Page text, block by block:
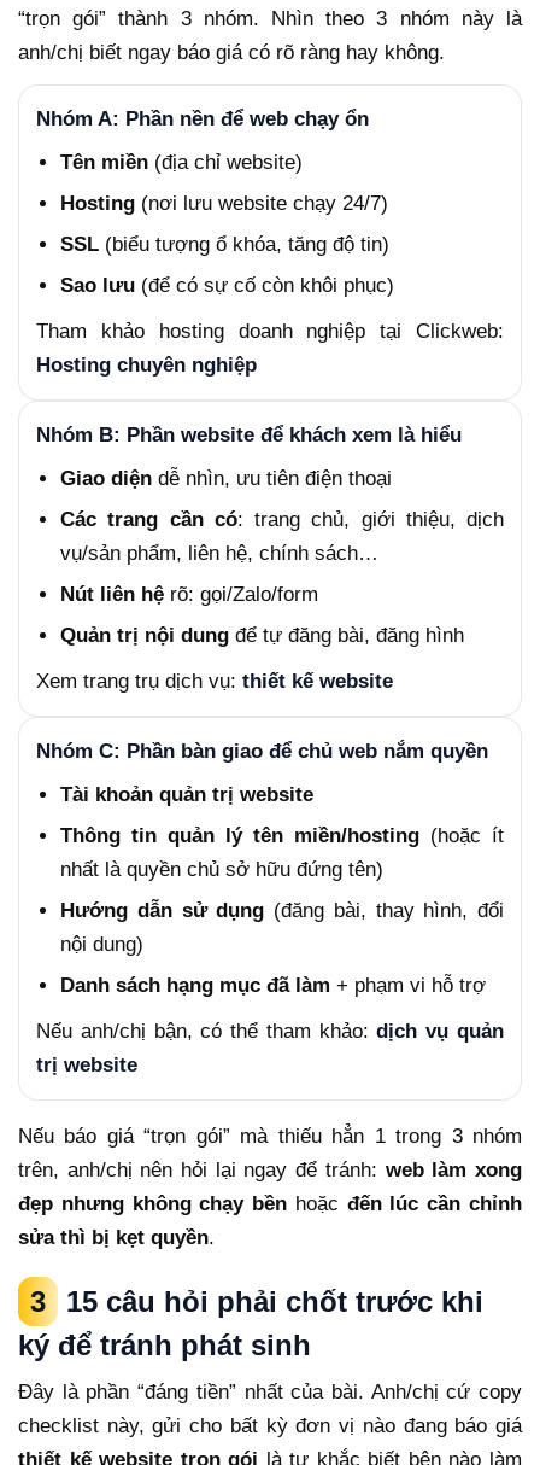
“trọn gói” thành 3 nhóm. Nhìn theo 3 nhóm này là
anh/chị biết ngay báo giá có rõ ràng hay không.
Nhóm A: Phần nền để web chạy ổn
Tên miền (địa chỉ website)
Hosting (nơi lưu website chạy 24/7)
SSL (biểu tượng ổ khóa, tăng độ tin)
Sao lưu (để có sự cố còn khôi phục)
Tham khảo hosting doanh nghiệp tại Clickweb:
Hosting chuyên nghiệp
Nhóm B: Phần website để khách xem là hiểu
Giao diện dễ nhìn, ưu tiên điện thoại
Các trang cần có: trang chủ, giới thiệu, dịch
vụ/sản phẩm, liên hệ, chính sách…
Nút liên hệ rõ: gọi/Zalo/form
Quản trị nội dung để tự đăng bài, đăng hình
Xem trang trụ dịch vụ: thiết kế website
Nhóm C: Phần bàn giao để chủ web nắm quyền
Tài khoản quản trị website
Thông tin quản lý tên miền/hosting (hoặc ít
nhất là quyền chủ sở hữu đứng tên)
Hướng dẫn sử dụng (đăng bài, thay hình, đổi
nội dung)
Danh sách hạng mục đã làm + phạm vi hỗ trợ
Nếu anh/chị bận, có thể tham khảo:dịch vụ quản
trị website
Nếu báo giá “trọn gói” mà thiếu hẳn 1 trong 3 nhóm
trên, anh/chị nên hỏi lại ngay để tránh: web làm xong
đẹp nhưng không chạy bền hoặc đến lúc cần chỉnh
sửa thì bị kẹt quyền.
3
15 câu hỏi phải chốt trước khi
ký để tránh phát sinh
Đây là phần “đáng tiền” nhất của bài. Anh/chị cứ copy
checklist này, gửi cho bất kỳ đơn vị nào đang báo giá
thiết kế website trọn gói là tự khắc biết bên nào làm